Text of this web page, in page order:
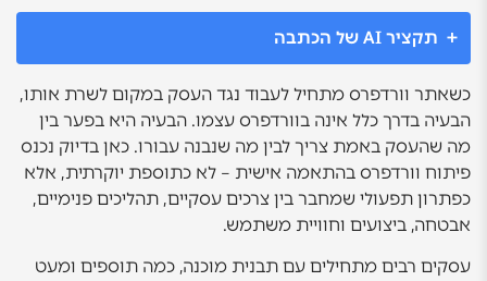
תקציר AI של הכתבה
כשאתר וורדפרס מתחיל לעבוד נגד העסק במקום לשרת אותו,
הבעיה בדרך כלל אינה בוורדפרס עצמו. הבעיה היא בפער בין
מה שהעסק באמת צריך לבין מה שנבנה עבורו. כאן בדיוק נכנס
פיתוח וורדפרס בהתאמה אישית – לא כתוספת יוקרתית, אלא
כפתרון תפעולי שמחבר בין צרכים עסקיים, תהליכים פנימיים,
אבטחה, ביצועים וחוויית משתמש.
עסקים רבים מתחילים עם תבנית מוכנה, כמה תוספים ומעט